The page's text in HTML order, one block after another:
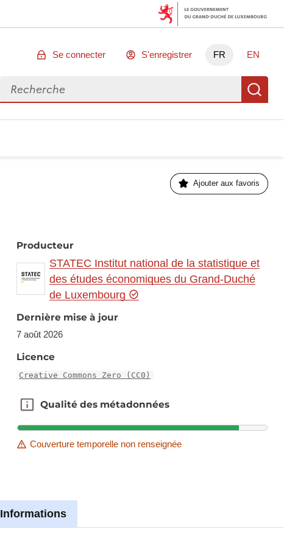
Se connecter S'enregistrer FR EN
Rechercher des données
Ajouter aux favoris
Producteur
STATEC Institut national de la statistique et
des études économiques du Grand-Duché
de Luxembourg
Dernière mise à jour
7 août 2026
Licence
Creative Commons Zero (CC0)
Qualité des métadonnées
Qualité des métadonnées
Couverture temporelle non renseignée
Informations